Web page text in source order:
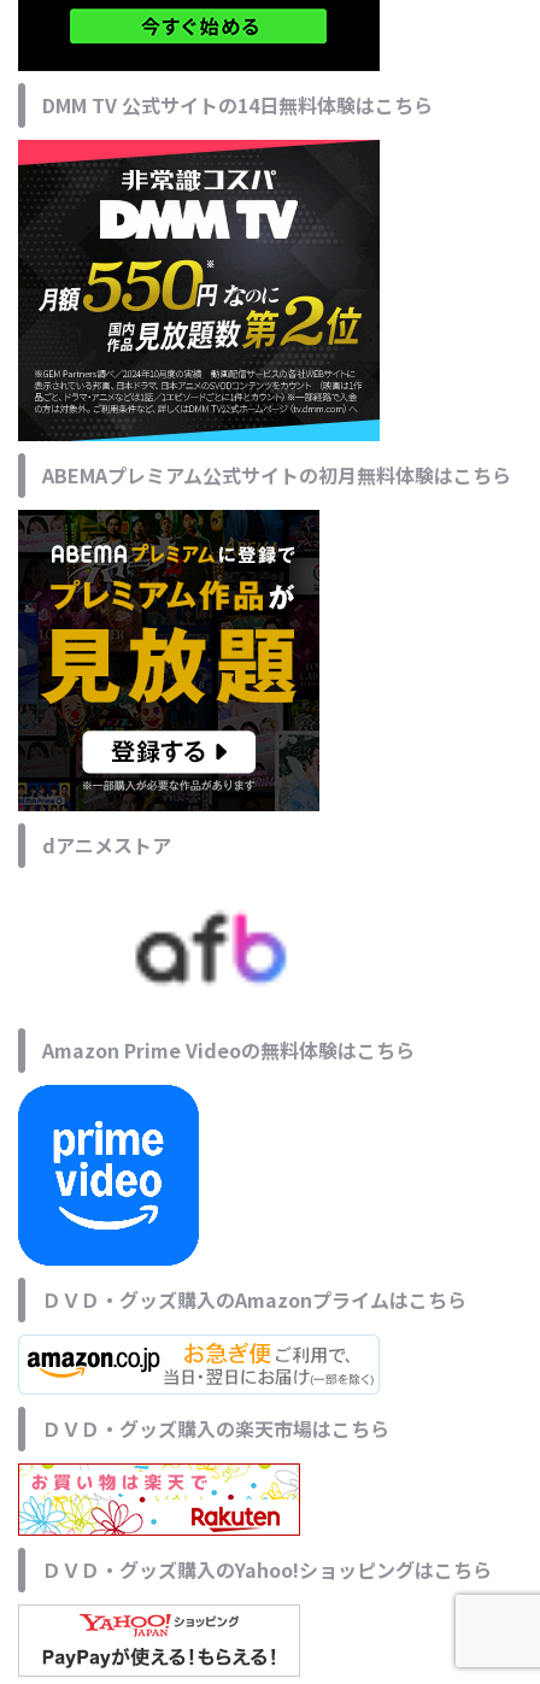
DMM TV 公式サイトの14日無料体験はこちら
ABEMAプレミアム公式サイトの初月無料体験はこちら
dアニメストア
Amazon Prime Videoの無料体験はこちら
ＤＶＤ・グッズ購入のAmazonプライムはこちら
ＤＶＤ・グッズ購入の楽天市場はこちら
ＤＶＤ・グッズ購入のYahoo!ショッピングはこちら